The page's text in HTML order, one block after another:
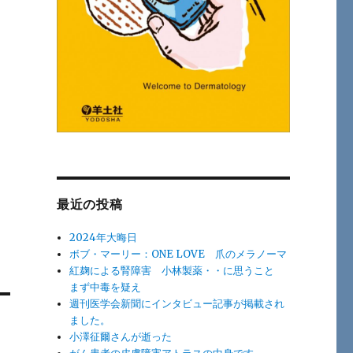
最近の投稿
2024年大晦日
ボブ・マーリー：ONE LOVE 爪のメラノーマ
紅麹による腎障害 小林製薬・・に思うこと
まず中毒を疑え
週刊医学会新聞にインタビュー記事が掲載され
ました。
小澤征爾さんが逝った